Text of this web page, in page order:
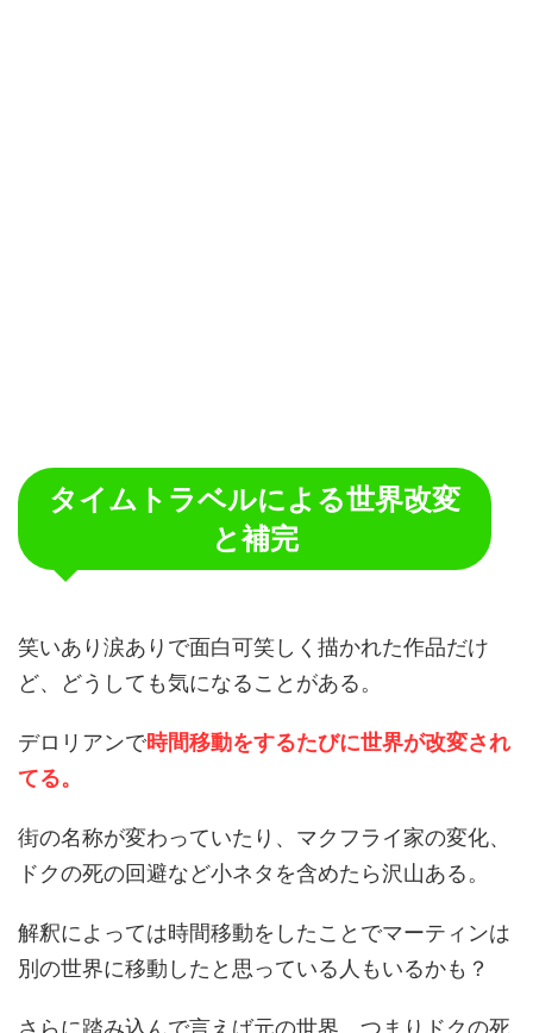
タイムトラベルによる世界改変
と補完
笑いあり涙ありで面白可笑しく描かれた作品だけ
ど、どうしても気になることがある。
デロリアンで時間移動をするたびに世界が改変され
てる。
街の名称が変わっていたり、マクフライ家の変化、
ドクの死の回避など小ネタを含めたら沢山ある。
解釈によっては時間移動をしたことでマーティンは
別の世界に移動したと思っている人もいるかも？